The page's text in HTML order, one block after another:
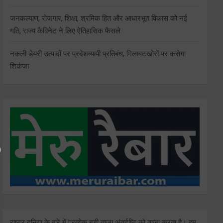
जनकल्याण, रोजगार, शिक्षा, श्रमिक हित और आधारभूत विकास को नई
गति, राज्य कैबिनेट ने लिए ऐतिहासिक फैसले
नकली डेयरी उत्पादों पर प्रदेशव्यापी प्रतिबंध, मिलावटखोरों पर कसेगा
शिकंजा